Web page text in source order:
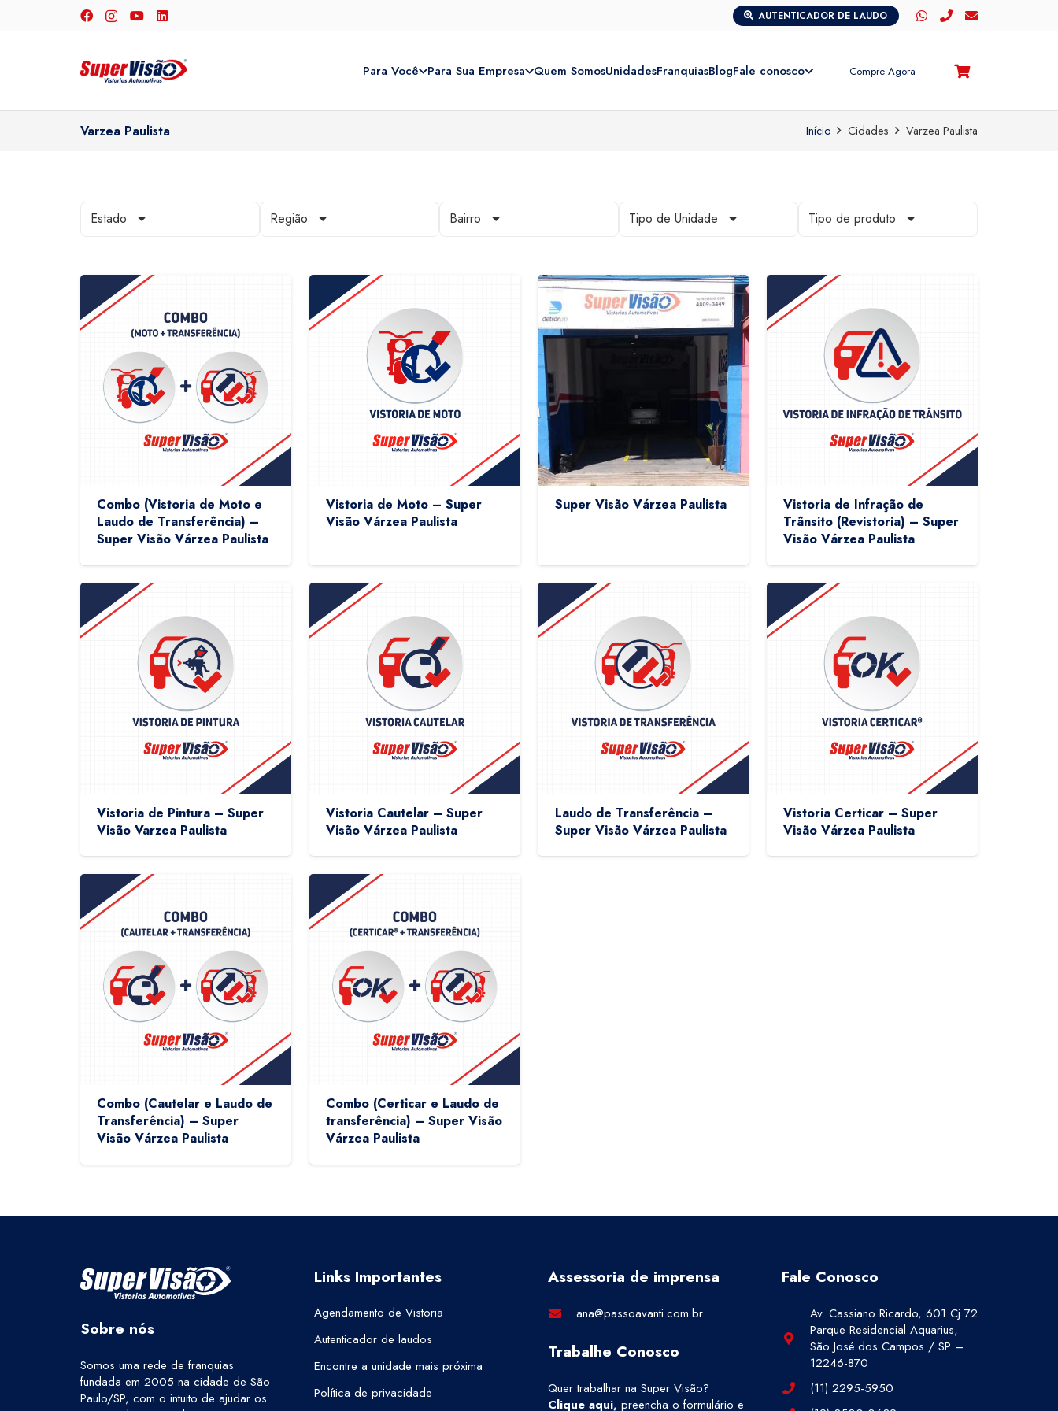
AUTENTICADOR DE LAUDO
Para Você Para Sua Empresa Quem SomosUnidadesFranquiasBlogFale conosco Compre Agora
Varzea Paulista Início Cidades Varzea Paulista
Estado Região Bairro Tipo de Unidade Tipo de produto
Combo (Vistoria de Moto e
Laudo de Transferência) –
Super Visão Várzea Paulista
Vistoria de Moto – Super
Visão Várzea Paulista
Super Visão Várzea Paulista
Vistoria de Infração de
Trânsito (Revistoria) – Super
Visão Várzea Paulista
Vistoria de Pintura – Super
Visão Varzea Paulista
Vistoria Cautelar – Super
Visão Várzea Paulista
Laudo de Transferência –
Super Visão Várzea Paulista
Vistoria Certicar – Super
Visão Várzea Paulista
Combo (Cautelar e Laudo de
Transferência) – Super
Visão Várzea Paulista
Combo (Certicar e Laudo de
transferência) – Super Visão
Várzea Paulista
Sobre nós
Somos uma rede de franquias
fundada em 2005 na cidade de São
Paulo/SP, com o intuito de ajudar os
Links Importantes
Agendamento de Vistoria
Autenticador de laudos
Encontre a unidade mais próxima
Política de privacidade
Assessoria de imprensa
ana@passoavanti.com.br
Trabalhe Conosco
Quer trabalhar na Super Visão?
Clique aqui, preencha o formulário e
Fale Conosco
Av. Cassiano Ricardo, 601 Cj 72
Parque Residencial Aquarius,
São José dos Campos / SP –
12246-870
(11) 2295-5950